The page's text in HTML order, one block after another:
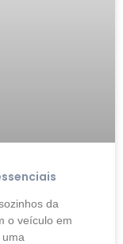
da
o veículo em